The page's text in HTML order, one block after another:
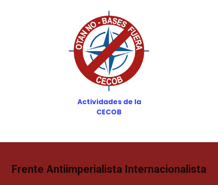
Actividades de la
CECOB
Frente Antiimperialista Internacionalista